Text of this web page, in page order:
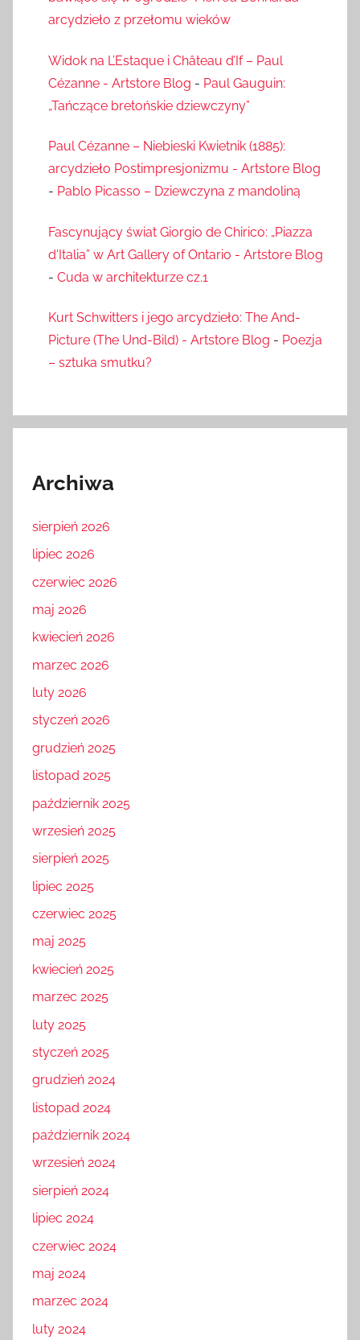
arcydzieło z przełomu wieków
Widok na L’Estaque i Château d’If – Paul
Cézanne - Artstore Blog - Paul Gauguin:
„Tańczące bretońskie dziewczyny”
Paul Cézanne – Niebieski Kwietnik (1885):
arcydzieło Postimpresjonizmu - Artstore Blog
- Pablo Picasso – Dziewczyna z mandoliną
Fascynujący świat Giorgio de Chirico: „Piazza
d'Italia” w Art Gallery of Ontario - Artstore Blog
- Cuda w architekturze cz.1
Kurt Schwitters i jego arcydzieło: The And-
Picture (The Und-Bild) - Artstore Blog - Poezja
– sztuka smutku?
Archiwa
sierpień 2026
lipiec 2026
czerwiec 2026
maj 2026
kwiecień 2026
marzec 2026
luty 2026
styczeń 2026
grudzień 2025
listopad 2025
październik 2025
wrzesień 2025
sierpień 2025
lipiec 2025
czerwiec 2025
maj 2025
kwiecień 2025
marzec 2025
luty 2025
styczeń 2025
grudzień 2024
listopad 2024
październik 2024
wrzesień 2024
sierpień 2024
lipiec 2024
czerwiec 2024
maj 2024
marzec 2024
luty 2024